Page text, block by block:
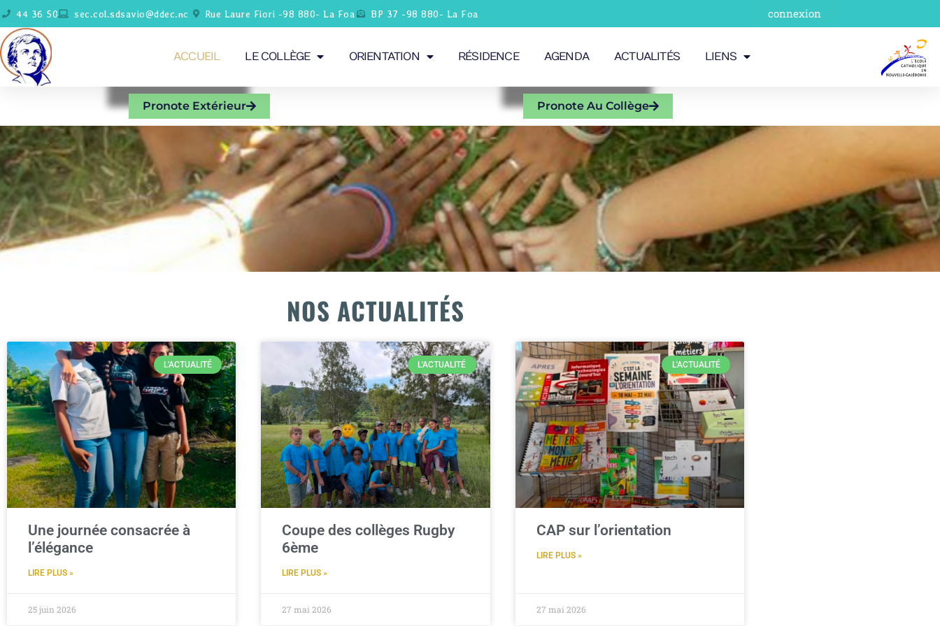
44 36 50 sec.col.sdsavio@ddec.nc Rue Laure Fiori -98 880- La Foa BP 37 -98 880- La Foa connexion
ACCUEIL LE COLLÈGE ORIENTATION RÉSIDENCE AGENDA ACTUALITÉS LIENS
Pronote Extérieur Pronote Au Collège
Bienvenue au
collège
Saint Dominique
Savio
La Foa
NOS ACTUALITÉS
L'ACTUALITÉ
Une journée consacrée à
l’élégance
LIRE PLUS »
25 juin 2026
L'ACTUALITÉ
Coupe des collèges Rugby
6ème
LIRE PLUS »
27 mai 2026
L'ACTUALITÉ
CAP sur l’orientation
LIRE PLUS »
27 mai 2026